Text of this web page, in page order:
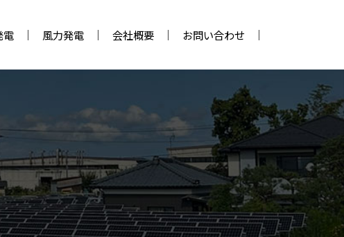
電 風力発電 会社概要 お問い合わせ